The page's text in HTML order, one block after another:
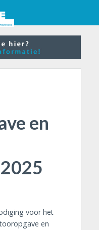
en
voor het
en